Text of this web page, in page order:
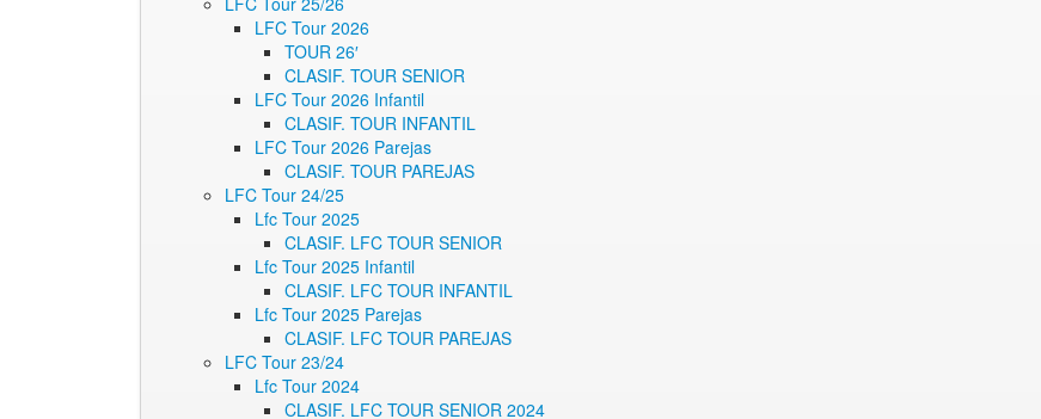
LFC Tour 2026
TOUR 26′
CLASIF. TOUR SENIOR
LFC Tour 2026 Infantil
CLASIF. TOUR INFANTIL
LFC Tour 2026 Parejas
CLASIF. TOUR PAREJAS
LFC Tour 24/25
Lfc Tour 2025
CLASIF. LFC TOUR SENIOR
Lfc Tour 2025 Infantil
CLASIF. LFC TOUR INFANTIL
Lfc Tour 2025 Parejas
CLASIF. LFC TOUR PAREJAS
LFC Tour 23/24
Lfc Tour 2024
CLASIF. LFC TOUR SENIOR 2024